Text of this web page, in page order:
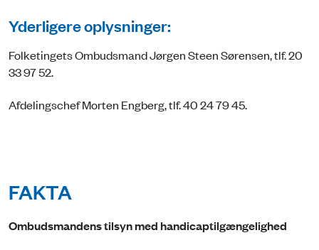
Yderligere oplysninger:
Folketingets Ombudsmand Jørgen Steen Sørensen, tlf. 20
33 97 52.
Afdelingschef Morten Engberg, tlf. 40 24 79 45.
FAKTA
Ombudsmandens tilsyn med handicaptilgængelighed